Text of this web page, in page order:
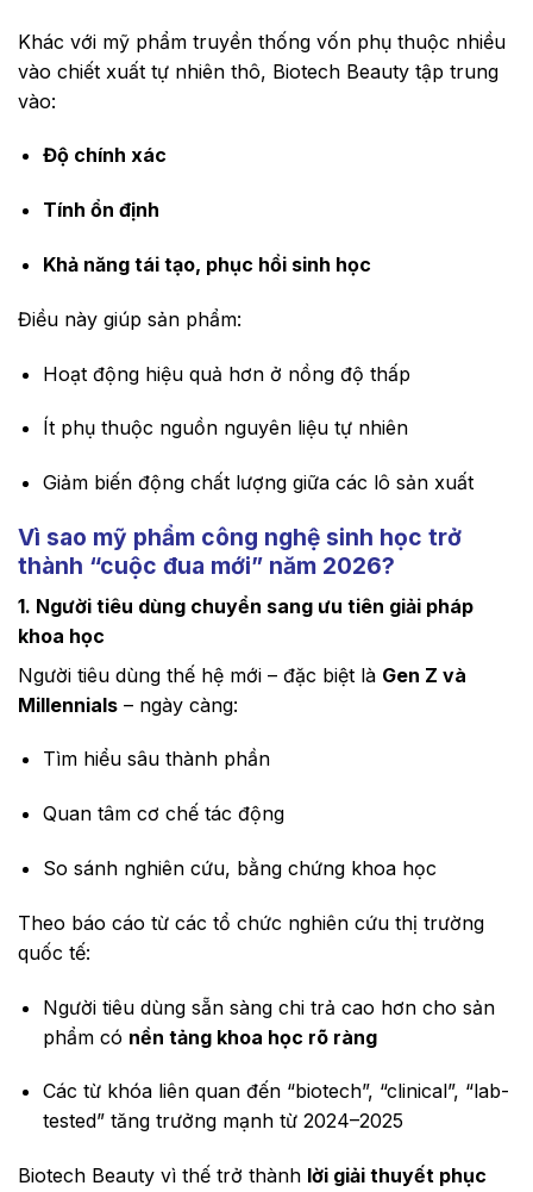
Khác với mỹ phẩm truyền thống vốn phụ thuộc nhiều
vào chiết xuất tự nhiên thô, Biotech Beauty tập trung
vào:
Độ chính xác
Tính ổn định
Khả năng tái tạo, phục hồi sinh học
Điều này giúp sản phẩm:
Hoạt động hiệu quả hơn ở nồng độ thấp
Ít phụ thuộc nguồn nguyên liệu tự nhiên
Giảm biến động chất lượng giữa các lô sản xuất
Vì sao mỹ phẩm công nghệ sinh học trở
thành “cuộc đua mới” năm 2026?
1. Người tiêu dùng chuyển sang ưu tiên giải pháp
khoa học
Người tiêu dùng thế hệ mới – đặc biệt là Gen Z và
Millennials – ngày càng:
Tìm hiểu sâu thành phần
Quan tâm cơ chế tác động
So sánh nghiên cứu, bằng chứng khoa học
Theo báo cáo từ các tổ chức nghiên cứu thị trường
quốc tế:
Người tiêu dùng sẵn sàng chi trả cao hơn cho sản
phẩm có nền tảng khoa học rõ ràng
Các từ khóa liên quan đến “biotech”, “clinical”, “lab-
tested” tăng trưởng mạnh từ 2024–2025
Biotech Beauty vì thế trở thành lời giải thuyết phục